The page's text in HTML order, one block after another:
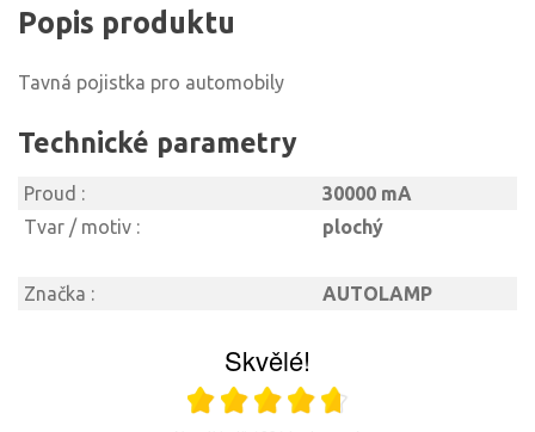
Popis produktu
Tavná pojistka pro automobily
Technické parametry
Proud :
30000 mA
Tvar / motiv :
plochý
Značka : AUTOLAMP